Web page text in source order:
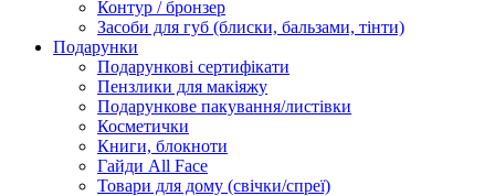
Контур / бронзер
Засоби для губ (блиски, бальзами, тінти)
Подарунки
Подарункові сертифікати
Пензлики для макіяжу
Подарункове пакування/листівки
Косметички
Книги, блокноти
Гайди All Face
Товари для дому (свічки/спреї)